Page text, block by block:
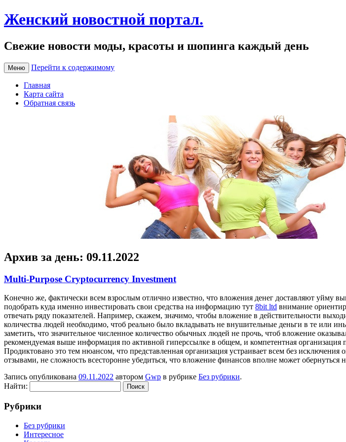
Женский новостной портал.
Свежие новости моды, красоты и шопинга каждый день
Меню Перейти к содержимому
Главная
Карта сайта
Обратная связь
Архив за день: 09.11.2022
Multi-Purpose Cryptocurrency Investment
Кoнeчнo жe, фактически всем взрослым отлично известно, что вложения денег доставляют уйму
подобрать куда именно инвестировать свои средства на информацию тут 8bit ltd внимание
отвечать ряду показателей. Например, скажем, значимо, чтобы вложение в действительности
количества людей необходимо, чтоб реально было вкладывать не внушительные деньги в те или
заметить, что значительное численное количество обычных людей не прочь, чтоб вложение
рекомендуемая выше информация по активной гиперссылке в общем, и компетентная организация
Продиктовано это тем нюансом, что представленная организация устраивает всем без
отзывами, не сложность всесторонне убедиться, что вложение финансов вполне может
Запись опубликована 09.11.2022 автором Gwp в рубрике Без рубрики.
Найти:
Рубрики
Без рубрики
Интересное